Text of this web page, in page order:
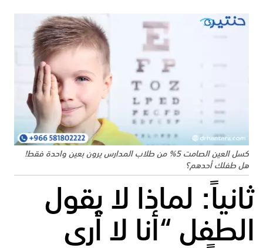
كسل العين الصامت 5% من طلاب المدارس يرون بعين واحدة فقط!
هل طفلك أحدهم؟
ثانياً: لماذا لا يقول
الطفل “أنا لا أرى